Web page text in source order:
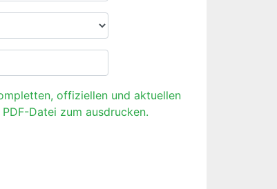
offiziellen und aktuellen
Datei zum ausdrucken.